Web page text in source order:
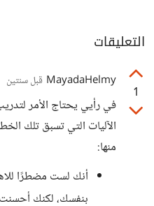
التعليقات
1
MayadaHelmy قبل سنتين
في رأيي يحتاج الأمر
الآليات التي تسبق تلك
منها:
أنك لست مضطرًا
بنفسك، لكنك